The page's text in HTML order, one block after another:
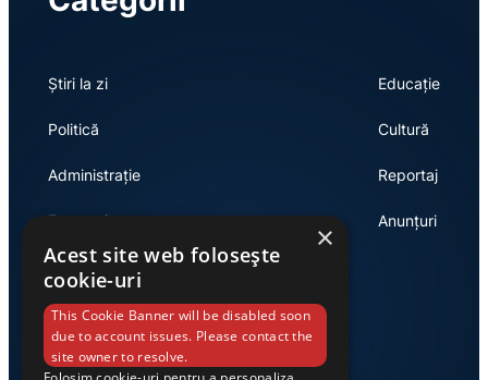
Știri la zi
Politică
Administrație
Economie
Educație
Cultură
Reportaj
Anunțuri
Link-uri utile
×
Acest site web folosește
cookie-uri
This Cookie Banner will be disabled soon
due to account issues. Please contact the
site owner to resolve.